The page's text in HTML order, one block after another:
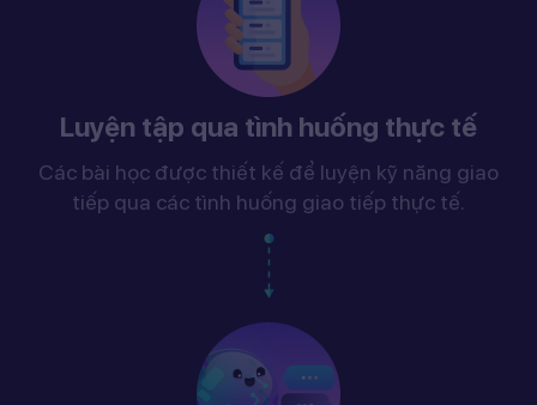
Luyện tập qua tình huống thực tế
Các bài học được thiết kế để luyện kỹ năng giao
tiếp qua các tình huống giao tiếp thực tế.